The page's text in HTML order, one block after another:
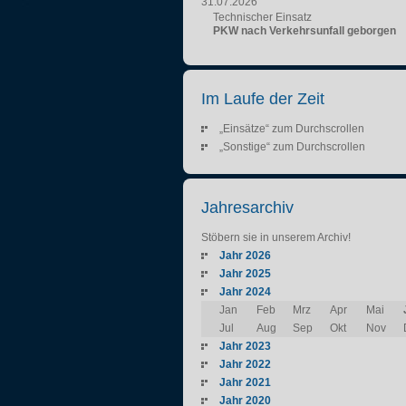
Technischer Einsatz
PKW nach Verkehrsunfall geborgen
Im Laufe der Zeit
„Einsätze“ zum Durchscrollen
„Sonstige“ zum Durchscrollen
Jahresarchiv
Stöbern sie in unserem Archiv!
Jahr 2026
Jahr 2025
Jahr 2024
Jan
Feb Mrz Apr Mai
Jul
Aug Sep Okt Nov
Jahr 2023
Jahr 2022
Jahr 2021
Jahr 2020